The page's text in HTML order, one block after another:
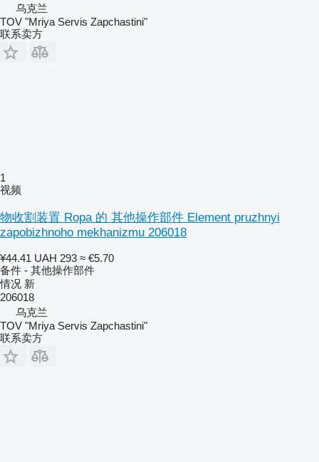
乌克兰
TOV "Mriya Servis Zapchastini"
联系卖方
1
视频
物收割装置 Ropa 的 其他操作部件 Element pruzhnyi
zapobizhnoho mekhanizmu 206018
¥44.41 UAH 293 ≈ €5.70
备件 - 其他操作部件
情况 新
206018
乌克兰
TOV "Mriya Servis Zapchastini"
联系卖方